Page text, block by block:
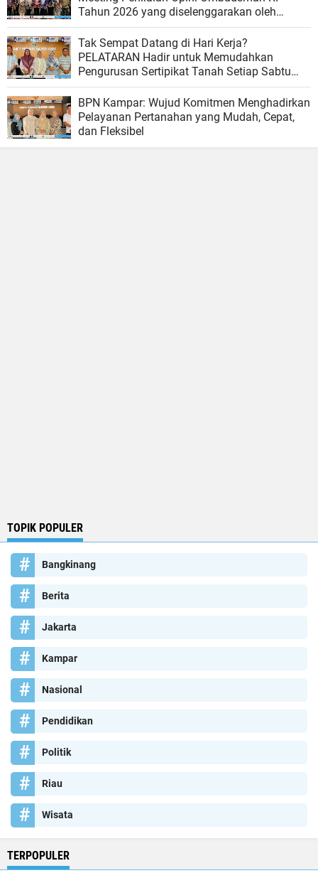
Tahun 2026 yang diselenggarakan oleh
Ombudsman RI
Tak Sempat Datang di Hari Kerja?
PELATARAN Hadir untuk Memudahkan
Pengurusan Sertipikat Tanah Setiap Sabtu
dan Minggu
BPN Kampar: Wujud Komitmen Menghadirkan
Pelayanan Pertanahan yang Mudah, Cepat,
dan Fleksibel
TOPIK POPULER
Bangkinang
Berita
Jakarta
Kampar
Nasional
Pendidikan
Politik
Riau
Wisata
TERPOPULER